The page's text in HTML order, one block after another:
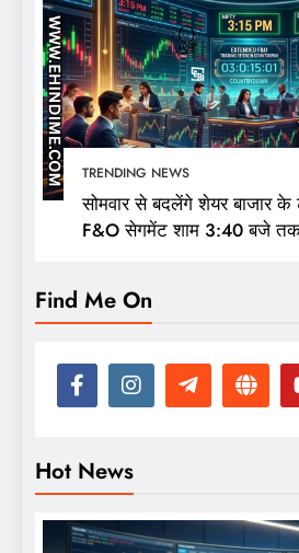
TRENDING NEWS
सोमवार से बदलेंगे शेयर बाजार
F&O सेगमेंट शाम 3:40 बजे तक
Find Me On
Hot News